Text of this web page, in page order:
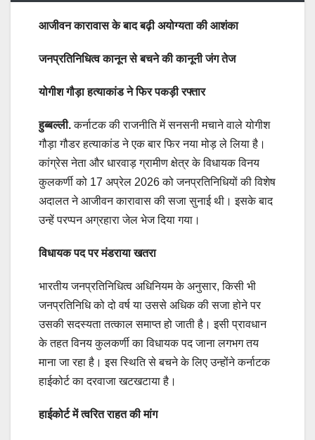
आजीवन कारावास के बाद बढ़ी अयोग्यता की आशंका
जनप्रतिनिधित्व कानून से बचने की कानूनी जंग तेज
योगीश गौड़ा हत्याकांड ने फिर पकड़ी रफ्तार
हुब्बल्ली.कर्नाटक की राजनीति में सनसनी मचाने वाले योगीश
गौड़ा गौडर हत्याकांड ने एक बार फिर नया मोड़ ले लिया है।
कांग्रेस नेता और धारवाड़ ग्रामीण क्षेत्र के विधायक विनय
कुलकर्णी को 17 अप्रेल 2026 को जनप्रतिनिधियों की विशेष
अदालत ने आजीवन कारावास की सजा सुनाई थी। इसके बाद
उन्हें परप्पन अग्रहारा जेल भेज दिया गया।
विधायक पद पर मंडराया खतरा
भारतीय जनप्रतिनिधित्व अधिनियम के अनुसार, किसी भी
जनप्रतिनिधि को दो वर्ष या उससे अधिक की सजा होने पर
उसकी सदस्यता तत्काल समाप्त हो जाती है। इसी प्रावधान
के तहत विनय कुलकर्णी का विधायक पद जाना लगभग तय
माना जा रहा है। इस स्थिति से बचने के लिए उन्होंने कर्नाटक
हाईकोर्ट का दरवाजा खटखटाया है।
हाईकोर्ट में त्वरित राहत की मांग